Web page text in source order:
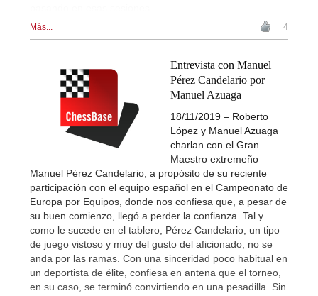
Más... 4
Entrevista con Manuel
Pérez Candelario por
Manuel Azuaga
18/11/2019 – Roberto
López y Manuel Azuaga
charlan con el Gran
Maestro extremeño
Manuel Pérez Candelario, a propósito de su reciente
participación con el equipo español en el Campeonato de
Europa por Equipos, donde nos confiesa que, a pesar de
su buen comienzo, llegó a perder la confianza. Tal y
como le sucede en el tablero, Pérez Candelario, un tipo
de juego vistoso y muy del gusto del aficionado, no se
anda por las ramas. Con una sinceridad poco habitual en
un deportista de élite, confiesa en antena que el torneo,
en su caso, se terminó convirtiendo en una pesadilla. Sin